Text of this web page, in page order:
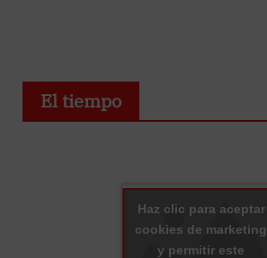
El tiempo
Haz clic para aceptar
cookies de marketing
y permitir este